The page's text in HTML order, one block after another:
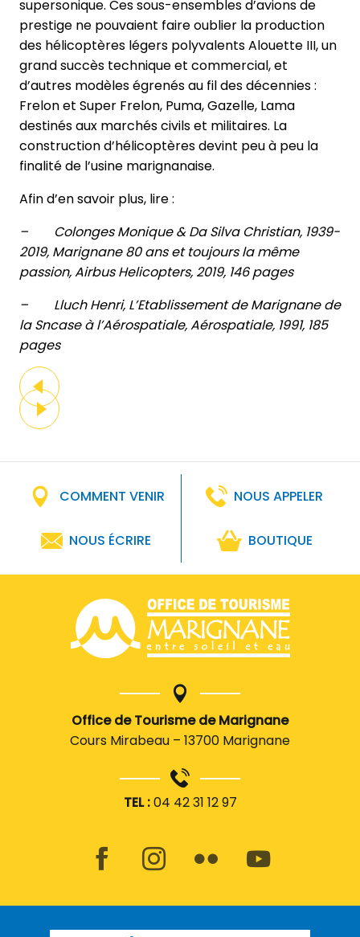
supersonique. Ces sous-ensembles d’avions de
prestige ne pouvaient faire oublier la production
des hélicoptères légers polyvalents Alouette III, un
grand succès technique et commercial, et
d’autres modèles égrenés au fil des décennies :
Frelon et Super Frelon, Puma, Gazelle, Lama
destinés aux marchés civils et militaires. La
construction d’hélicoptères devint peu à peu la
finalité de l’usine marignanaise.
Afin d’en savoir plus, lire :
– Colonges Monique & Da Silva Christian, 1939-
2019, Marignane 80 ans et toujours la même
passion, Airbus Helicopters, 2019, 146 pages
– Lluch Henri, L’Etablissement de Marignane de
la Sncase à l’Aérospatiale, Aérospatiale, 1991, 185
pages
COMMENT VENIR NOUS APPELER
NOUS ÉCRIRE BOUTIQUE
Office de Tourisme de Marignane
Cours Mirabeau – 13700 Marignane
TEL :04 42 31 12 97